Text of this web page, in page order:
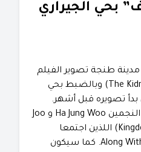
بحي الجيراري
مدينة طنجة تصوير الفيلم
الكوري (الإختطاف/The Kidnapping) وبالضبط بحي
بدأ تصويره قبل أشهر.
الفيلم سيكون من بطولة النجمين Ha Jung Woo و Joo
Ji Hoon (بطل سلسلة Kingdom) اللذين اجتمعا
بالفيلم الناجح Along With The Gods. كما سيكون